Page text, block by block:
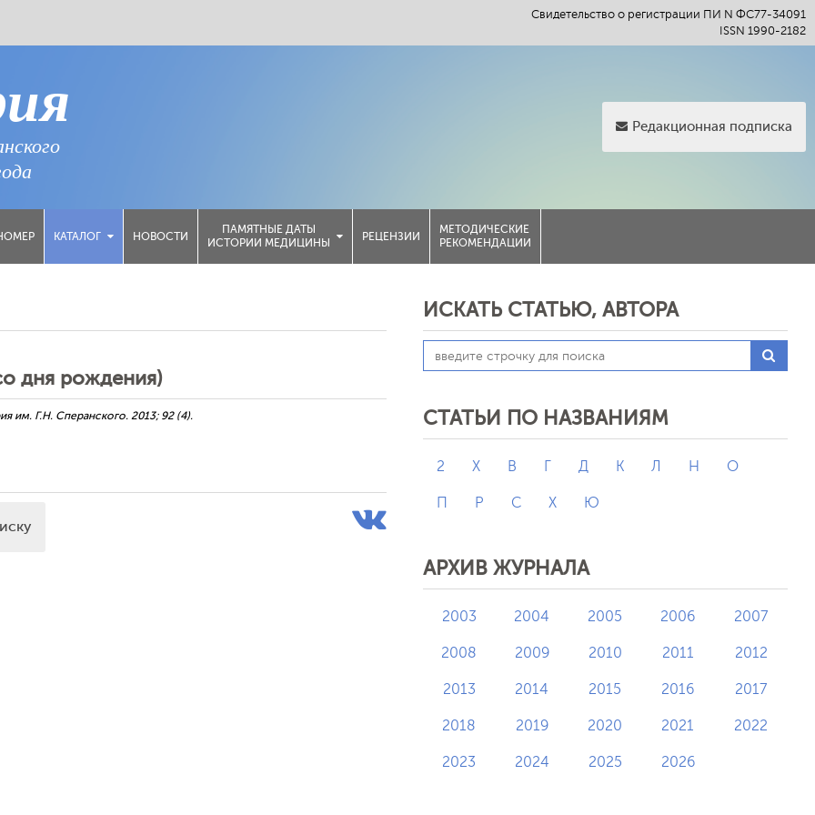
Свидетельство о регистрации ПИ N ФС77-34091
ISSN 1990-2182
Редакционная подписка
КАТАЛОГ НОВОСТИ
ПАМЯТНЫЕ ДАТЫ
ИСТОРИИ МЕДИЦИНЫ
РЕЦЕНЗИИ
МЕТОДИЧЕСКИЕ
РЕКОМЕНДАЦИИ
дня рождения)
им. Г.Н. Сперанского. 2013; 92 (4).
ИСКАТЬ СТАТЬЮ, АВТОРА
СТАТЬИ ПО НАЗВАНИЯМ
2 X В Г Д К Л Н О
П Р С Х Ю
АРХИВ ЖУРНАЛА
2003 2004 2005 2006 2007
2008 2009 2010 2011 2012
2013 2014 2015 2016 2017
2018 2019 2020 2021 2022
2023 2024 2025 2026